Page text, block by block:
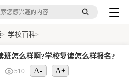
> 学校百科>
班怎么样啊?学校复读怎么样报名?
510 A- A+